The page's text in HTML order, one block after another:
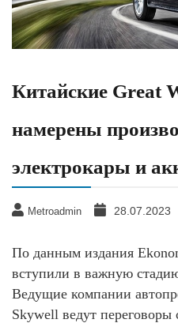
Китайские Great
намерены
электрокары и
Metroadmin 28.07.2023
По данным издания
вступили в важную
Ведущие компании
Skywell ведут